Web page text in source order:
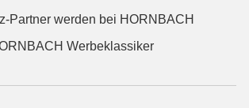
Partner werden bei HORNBACH
Werbeklassiker